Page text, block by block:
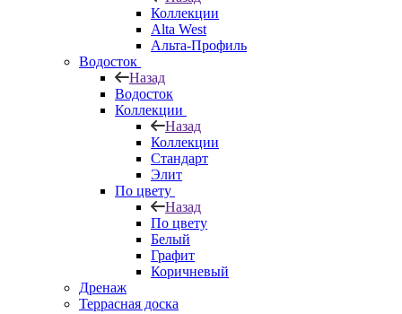
Коллекции
Alta West
Альта-Профиль
Водосток
Назад
Водосток
Коллекции
Назад
Коллекции
Стандарт
Элит
По цвету
Назад
По цвету
Белый
Графит
Коричневый
Дренаж
Террасная доска